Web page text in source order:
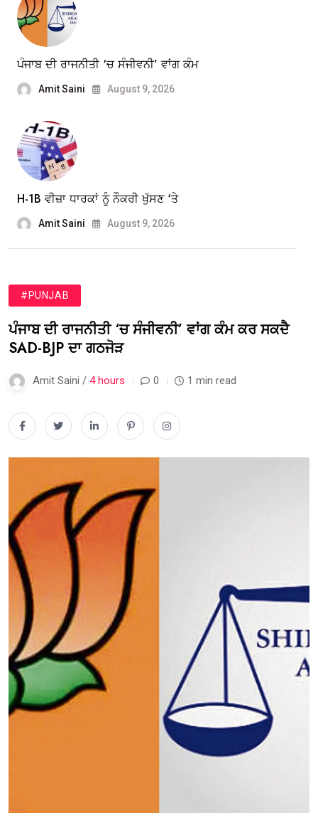
ਪੰਜਾਬ ਦੀ ਰਾਜਨੀਤੀ ‘ਚ ਸੰਜੀਵਨੀ’ ਵਾਂਗ ਕੰਮ
Amit Saini August 9, 2026
H-1B ਵੀਜ਼ਾ ਧਾਰਕਾਂ ਨੂੰ ਨੌਕਰੀ ਖੁੱਸਣ ‘ਤੇ
Amit Saini August 9, 2026
#PUNJAB
ਪੰਜਾਬ ਦੀ ਰਾਜਨੀਤੀ ‘ਚ ਸੰਜੀਵਨੀ’ ਵਾਂਗ ਕੰਮ ਕਰ ਸਕਦੈ
SAD-BJP ਦਾ ਗਠਜੋੜ
Amit Saini / 4 hours 0 1 min read